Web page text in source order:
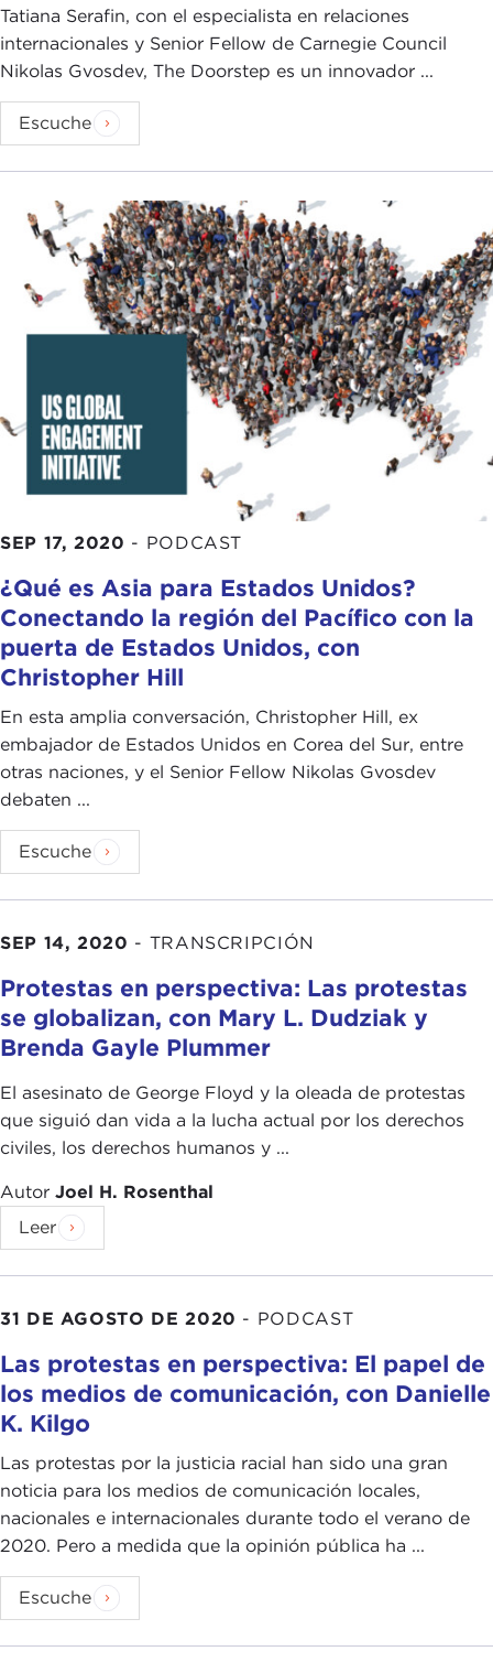
Tatiana Serafin, con el especialista en relaciones
internacionales y Senior Fellow de Carnegie Council
Nikolas Gvosdev, The Doorstep es un innovador ...
Escuche
SEP 17, 2020 - PODCAST
¿Qué es Asia para Estados Unidos?
Conectando la región del Pacífico con la
puerta de Estados Unidos, con
Christopher Hill
En esta amplia conversación, Christopher Hill, ex
embajador de Estados Unidos en Corea del Sur, entre
otras naciones, y el Senior Fellow Nikolas Gvosdev
debaten ...
Escuche
SEP 14, 2020 - TRANSCRIPCIÓN
Protestas en perspectiva: Las protestas
se globalizan, con Mary L. Dudziak y
Brenda Gayle Plummer
El asesinato de George Floyd y la oleada de protestas
que siguió dan vida a la lucha actual por los derechos
civiles, los derechos humanos y ...
Autor Joel H. Rosenthal
Leer
31 DE AGOSTO DE 2020 - PODCAST
Las protestas en perspectiva: El papel de
los medios de comunicación, con Danielle
K. Kilgo
Las protestas por la justicia racial han sido una gran
noticia para los medios de comunicación locales,
nacionales e internacionales durante todo el verano de
2020. Pero a medida que la opinión pública ha ...
Escuche